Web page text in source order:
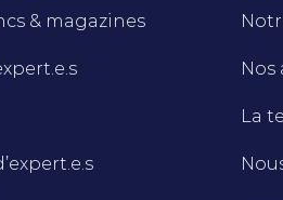
& magazines
Nos
La